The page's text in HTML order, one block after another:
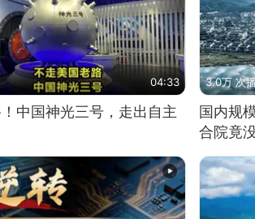
04:33
中国神光三号，走出自主
3.0万 次
国内规
合院竟